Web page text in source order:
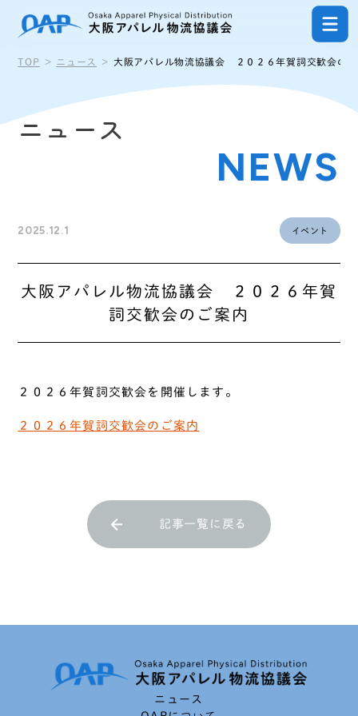
TOP ニュース 大阪アパレル物流協議会 ２０２６年賀詞交歓会の
ニュース
NEWS
2025.12.1 イベント
大阪アパレル物流協議会 ２０２６年賀
詞交歓会のご案内
２０２６年賀詞交歓会を開催します。
２０２６年賀詞交歓会のご案内
記事一覧に戻る
ニュース